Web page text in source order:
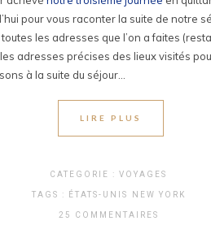
pour vous raconter la suite de notre
les adresses que l’on a faites
adresses précises des lieux visités
à la suite du séjour…
LIRE PLUS
CATEGORIE : VOYAGES
TAGS : ÉTATS-UNIS NEW YORK
25 COMMENTAIRES